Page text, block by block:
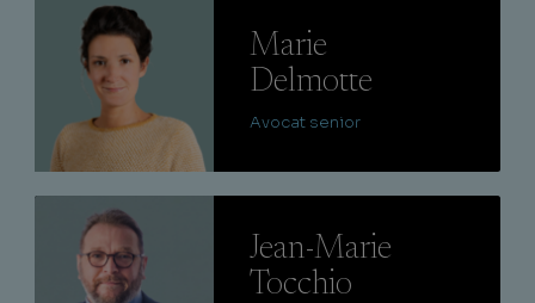
Marie
Delmotte
Avocat senior
Jean-Marie
Tocchio